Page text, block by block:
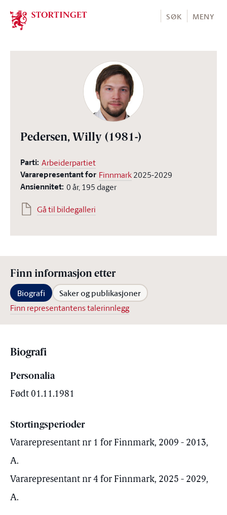
Stortinget.no
SØK MENY
Pedersen, Willy (1981-)
Parti: Arbeiderpartiet
Vararepresentant for Finnmark2025-2029
Ansiennitet: 0 år, 195 dager
Gå til bildegalleri
Finn informasjon etter
Biografi Saker og publikasjoner
Finn representantens talerinnlegg
Biografi
Personalia
Født 01.11.1981
Stortingsperioder
Vararepresentant nr 1 for Finnmark, 2009 - 2013,
A.
Vararepresentant nr 4 for Finnmark, 2025 - 2029,
A.